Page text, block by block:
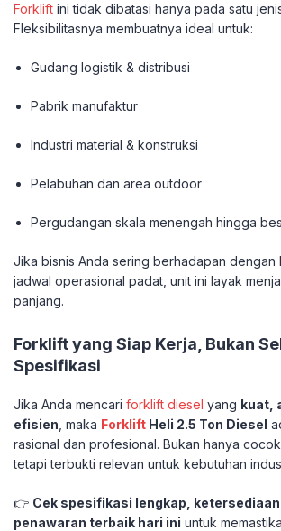
Forklift ini tidak dibatasi hanya pada satu
Fleksibilitasnya membuatnya ideal untuk:
Gudang logistik & distribusi
Pabrik manufaktur
Industri material & konstruksi
Pelabuhan dan area outdoor
Pergudangan skala menengah hingga
Jika bisnis Anda sering berhadapan dengan
jadwal operasional padat, unit ini layak
panjang.
Forklift yang Siap Kerja, Bukan
Spesifikasi
Jika Anda mencari forklift diesel yang kuat,
efisien , maka Forklift Heli 2.5 Ton Diesel
rasional dan profesional. Bukan hanya
tetapi terbukti relevan untuk kebutuhan
👉 Cek spesifikasi lengkap,
penawaran terbaik hari ini untuk